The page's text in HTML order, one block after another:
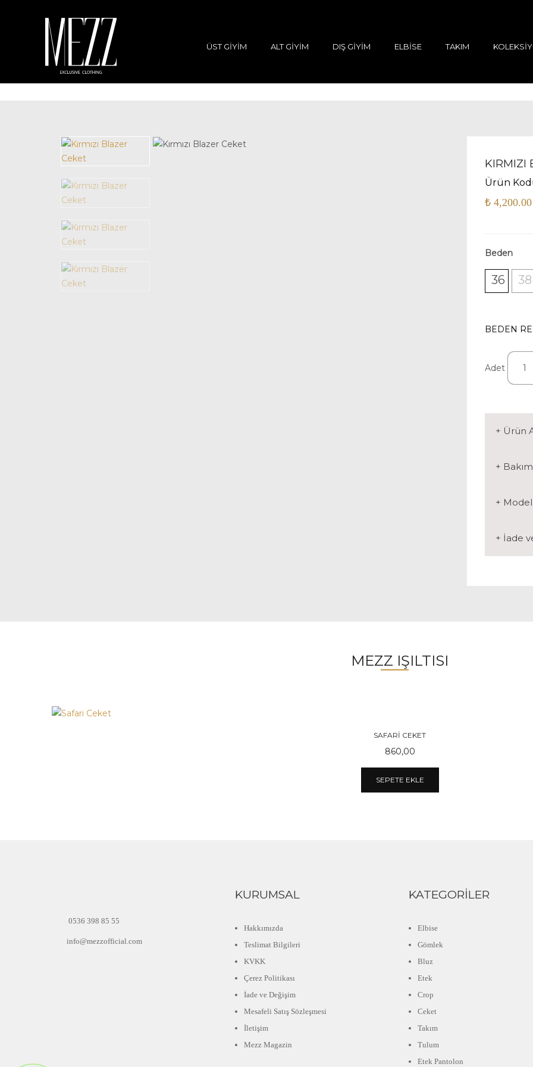
ÜST GIYIM ALT GIYIM DIŞ GIYIM ELBISE TAKIM
KIRMIZI
Ürün
₺ 4,200.00
Beden
36 38
BEDEN
Adet
+ Ürün
+ Bakım
+
+ İade
MEZZ IŞILTISI
SAFARI CEKET
860,00
SEPETE EKLE
0536 398 85 55
info@mezzofficial.com
KURUMSAL
Hakkımızda
Teslimat Bilgileri
KVKK
Çerez Politikası
İade ve Değişim
Mesafeli Satış Sözleşmesi
İletişim
Mezz Magazin
KATEGORILER
Elbise
Gömlek
Bluz
Etek
Crop
Ceket
Takım
Tulum
Etek Pantolon